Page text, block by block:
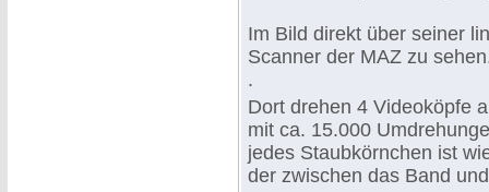
Im Bild direkt über seiner
Scanner der MAZ zu
.
Dort drehen 4 Videoköpfe
mit ca. 15.000
jedes Staubkörnchen ist
der zwischen das Band